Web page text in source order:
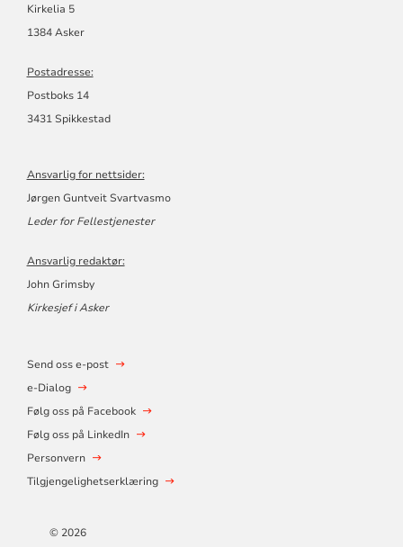
Kirkelia 5
1384 Asker
Postadresse:
Postboks 14
3431 Spikkestad
Ansvarlig for nettsider:
Jørgen Guntveit Svartvasmo
Leder for Fellestjenester
Ansvarlig redaktør:
John Grimsby
Kirkesjef i Asker
Send oss e-post
e-Dialog
Følg oss på Facebook
Følg oss på LinkedIn
Personvern
Tilgjengelighetserklæring
© 2026